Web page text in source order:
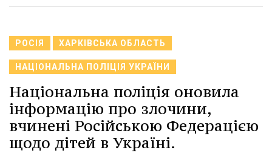
РОСІЯ ХАРКІВСЬКА ОБЛАСТЬ
НАЦІОНАЛЬНА ПОЛІЦІЯ УКРАЇНИ
Національна поліція оновила
інформацію про злочини,
вчинені Російською Федерацією
щодо дітей в Україні.